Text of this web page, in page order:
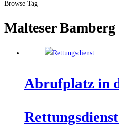
Browse Tag
Malteser Bamberg
Abruf­platz in